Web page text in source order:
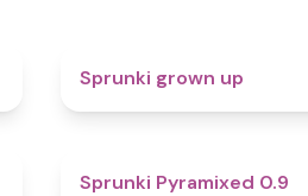
Sprunki grown up
Sprunki Pyramixed 0.9